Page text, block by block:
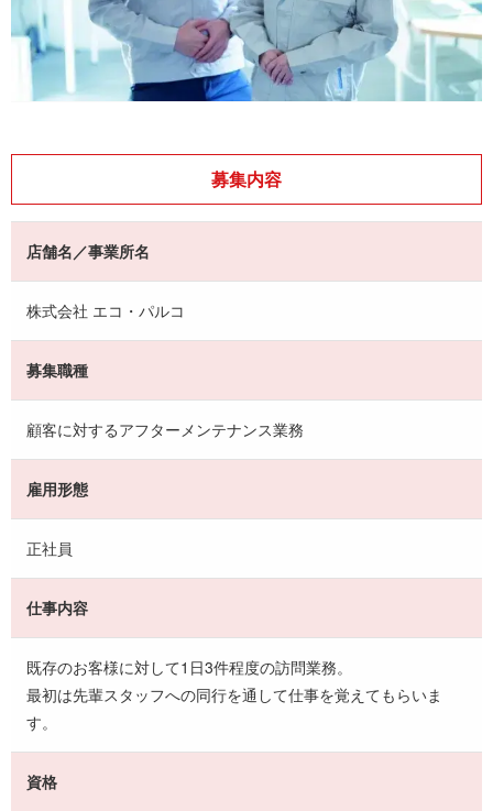
募集内容
店舗名／事業所名
株式会社 エコ・パルコ
募集職種
顧客に対するアフターメンテナンス業務
雇用形態
正社員
仕事内容
既存のお客様に対して1日3件程度の訪問業務。
最初は先輩スタッフへの同行を通して仕事を覚えてもらいま
す。
資格